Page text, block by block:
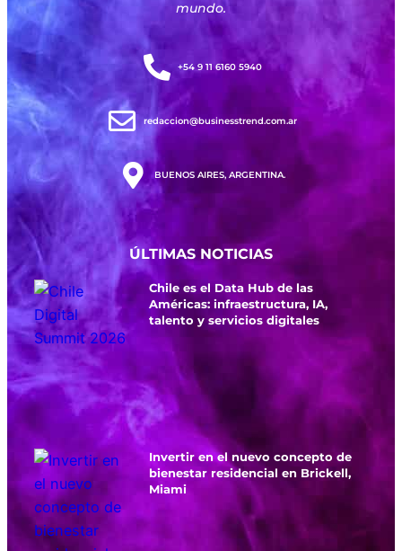
mundo.
+54 9 11 6160 5940
redaccion@businesstrend.com.ar
BUENOS AIRES, ARGENTINA.
ÚLTIMAS NOTICIAS
Chile es el Data Hub de las
Américas: infraestructura, IA,
talento y servicios digitales
Invertir en el nuevo concepto de
bienestar residencial en Brickell,
Miami